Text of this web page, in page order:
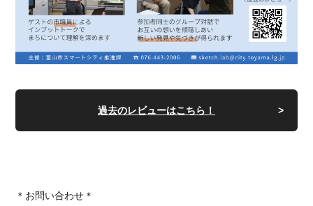
過去のレビューはこちら！
＊お問い合わせ＊